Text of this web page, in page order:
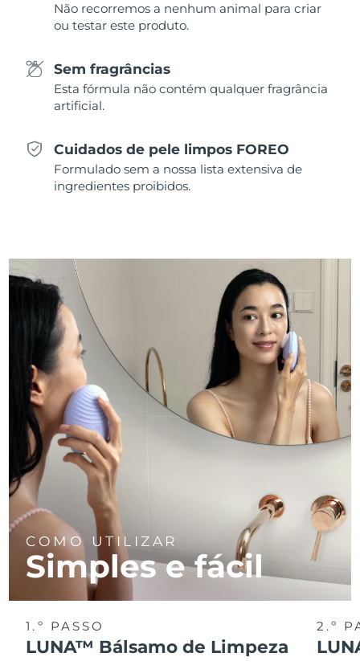
Não recorremos a nenhum animal para criar
ou testar este produto.
Sem fragrâncias
Esta fórmula não contém qualquer fragrância
artificial.
Cuidados de pele limpos FOREO
Formulado sem a nossa lista extensiva de
ingredientes proibidos.
COMO UTILIZAR
Simples e fácil
1.º PASSO
LUNA™ Bálsamo de Limpeza
2.º
Singapura
Eslováquia
Eslovênia
África do Sul Entrega prevista
Coreia do Sul
Suécia Entrega prevista8/9/26
Suíça Entrega prevista
Taiwan Entrega prevista8/14/26
Tailândia Entrega prevista8/13/26
Turquia Entrega prevista 8/10/26
Emirados Árabes
Unidos
Reino Unido Entrega prevista 8/9/26
Estados Unidos Entrega prevista 8/10/26
Uzbequistão Entrega prevista